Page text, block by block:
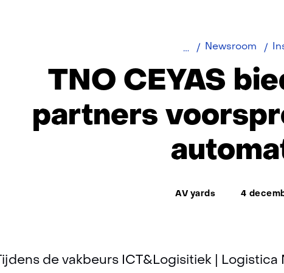
Newsroom
TNO CEYAS
partners
Thema:
AV yards 4
Tijdens de vakbeurs ICT&Logisitiek |